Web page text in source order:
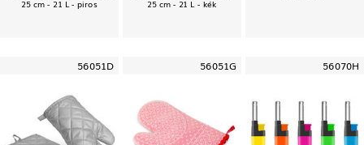
25 cm - 21 L - piros
25 cm - 21 L - kék
56051D 56051G 56070H